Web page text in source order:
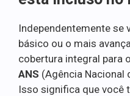
Independentemente se
básico ou o mais
cobertura integral para o
ANS (Agência Nacional
Isso significa que você